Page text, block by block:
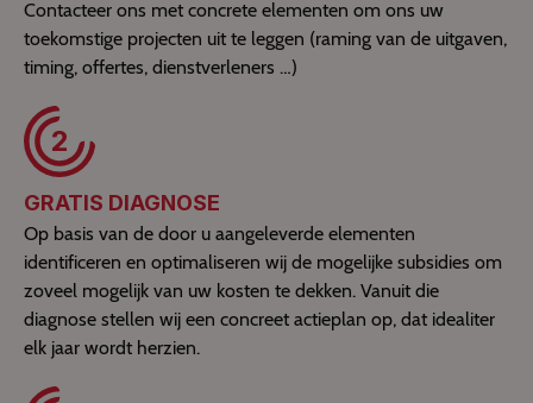
Contacteer ons met concrete elementen om ons uw
toekomstige projecten uit te leggen (raming van de uitgaven,
timing, offertes, dienstverleners …)
2
GRATIS DIAGNOSE
Op basis van de door u aangeleverde elementen
identificeren en optimaliseren wij de mogelijke subsidies om
zoveel mogelijk van uw kosten te dekken. Vanuit die
diagnose stellen wij een concreet actieplan op, dat idealiter
elk jaar wordt herzien.